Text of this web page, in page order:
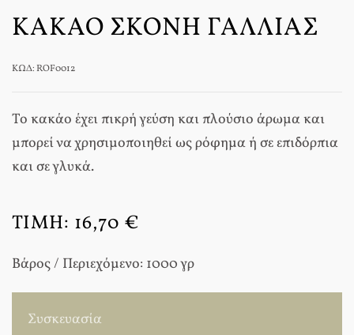
ΚΑΚΆΟ ΣΚΌΝΗ ΓΑΛΛΊΑΣ
ΚΩΔ: ROF0012
Το κακάο έχει πικρή γεύση και πλούσιο άρωμα και
μπορεί να χρησιμοποιηθεί ως ρόφημα ή σε επιδόρπια
και σε γλυκά.
ΤΙΜΉ: 16,70 €
Βάρος / Περιεχόμενο: 1000 γρ
Συσκευασία